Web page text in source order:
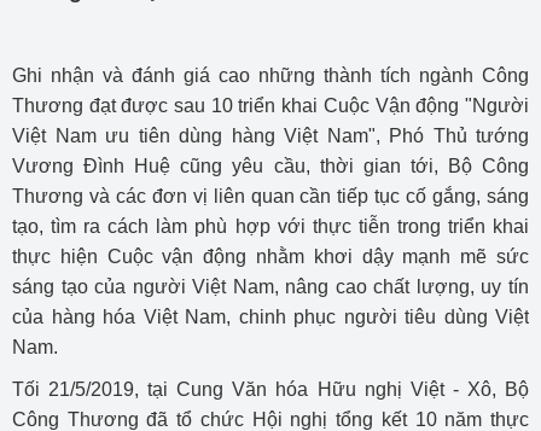
Ghi nhận và đánh giá cao những thành tích ngành Công
Thương đạt được sau 10 triển khai Cuộc Vận động "Người
Việt Nam ưu tiên dùng hàng Việt Nam", Phó Thủ tướng
Vương Đình Huệ cũng yêu cầu, thời gian tới, Bộ Công
Thương và các đơn vị liên quan cần tiếp tục cố gắng, sáng
tạo, tìm ra cách làm phù hợp với thực tiễn trong triển khai
thực hiện Cuộc vận động nhằm khơi dậy mạnh mẽ sức
sáng tạo của người Việt Nam, nâng cao chất lượng, uy tín
của hàng hóa Việt Nam, chinh phục người tiêu dùng Việt
Nam.
Tối 21/5/2019, tại Cung Văn hóa Hữu nghị Việt - Xô, Bộ
Công Thương đã tổ chức Hội nghị tổng kết 10 năm thực